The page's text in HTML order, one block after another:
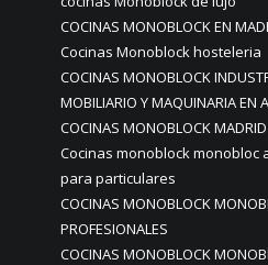
COCINAS MONOBLOCK EN
Cocinas Monoblock hosteleria
COCINAS MONOBLOCK
MOBILIARIO Y MAQUINARIA EN
COCINAS MONOBLOCK MADRID
Cocinas monoblock
para particulares
COCINAS MONOBLOCK
PROFESIONALES
COCINAS MONOBLOCK